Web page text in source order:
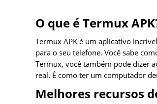
O que é Termux
Termux APK é um aplicativo
para o seu telefone. Você sabe
Termux, você também pode dizer
real. É como ter um computador
Melhores recursos